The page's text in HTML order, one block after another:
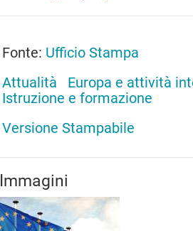
Fonte: Ufficio Stampa
Attualità
Europa e attività
Istruzione e formazione
Versione Stampabile
Immagini